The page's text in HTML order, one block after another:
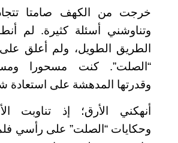
خرجت من الكهف صامتا
وتناوشني أسئلة كثيرة. لم
الطريق الطويل، ولم أعلق
“الصلت”. كنت مسحورا
وقدرتها المدهشة على استعادة
أنهكني الأرق؛ إذ تناوبت
وحكايات “الصلت” على رأسي